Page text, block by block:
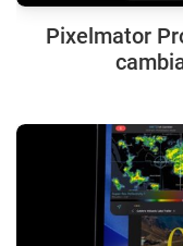
Pixelmator